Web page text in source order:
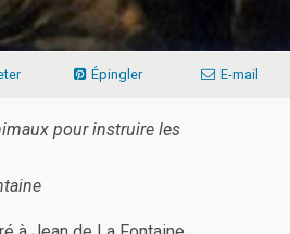
Épingler E-mail
pour instruire les